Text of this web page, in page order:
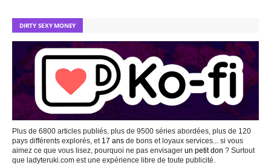
DIRTY SEXY MONEY
Plus de 6800 articles publiés, plus de 9500 séries abordées, plus de 120
pays différents explorés, et 17 ans de bons et loyaux services... si vous
aimez ce que vous lisez, pourquoi ne pas envisager un petit don ? Surtout
que ladyteruki.com est une expérience libre de toute publicité.